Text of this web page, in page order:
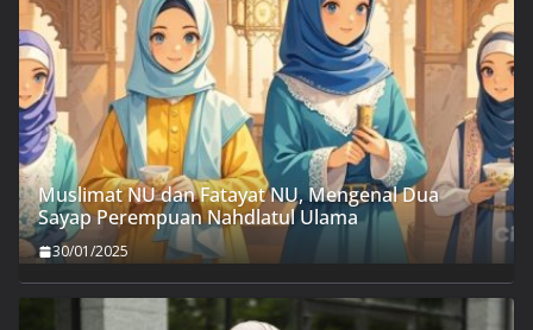
Muslimat NU dan Fatayat NU, Mengenal Dua
Sayap Perempuan Nahdlatul Ulama
30/01/2025